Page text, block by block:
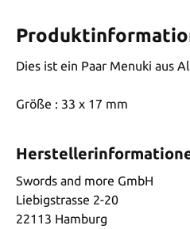
Dies ist ein Paar Menuki aus
Größe : 33 x 17 mm
Swords and more GmbH
Liebigstrasse 2-20
22113 Hamburg